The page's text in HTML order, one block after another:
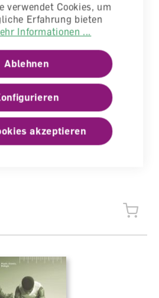
verwendet Cookies, um
Erfahrung bieten
Informationen ...
Ablehnen
akzeptieren